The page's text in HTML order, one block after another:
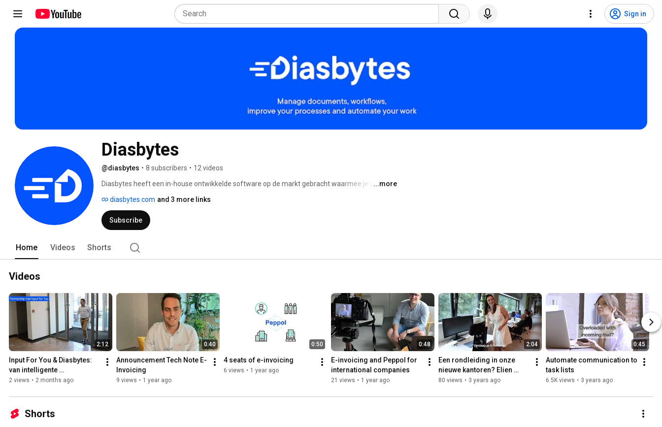
Sign in
Diasbytes
@diasbytes • 8 subscribers • 12 videos
Diasbytes heeft een in-house ontwikkelde software op de markt gebracht waarmee je alle
voor een digitaal informatie en archiveringssysteem. DiAS bestaat uit 4 modules:
...more
diasbytes.com and 3 more links
Subscribe
Home Videos Shorts
Videos
2:12
Input For You & Diasbytes:
van intelligente
documentverwerking tot
documentbeheer
2 views • 2 months ago
0:40
Announcement Tech Note E-
Invoicing
9 views • 1 year ago
0:50
4 seats of e-invoicing
6 views • 1 year ago
0:48
E-invoicing and Peppol for
international companies
21 views • 1 year ago
2:04
Een rondleiding in onze
nieuwe kantoren? Elien
neemt je mee met een
80 views • 3 years ago
0:45
Automate communication to
task lists
6.5K views • 3 years ago
Shorts